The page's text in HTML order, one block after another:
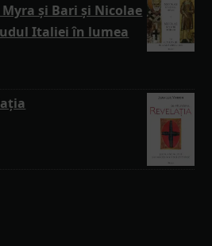
și Bari și Nicolae
Italiei în lumea